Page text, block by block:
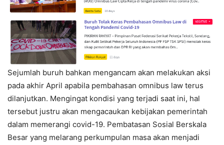
Sejumlah buruh bahkan mengancam akan melakukan aksi
pada akhir April apabila pembahasan omnibus law terus
dilanjutkan. Mengingat kondisi yang terjadi saat ini, hal
tersebut justru akan mengacaukan kebijakan pemerintah
dalam memerangi covid-19. Pembatasan Sosial Berskala
Besar yang melarang perkumpulan masa akan menjadi